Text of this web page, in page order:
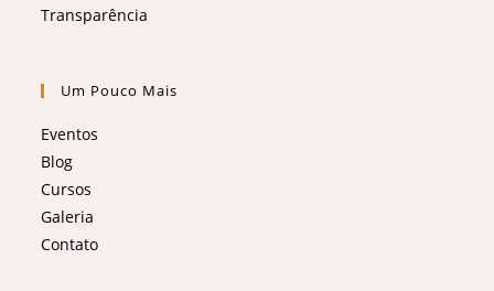
Transparência
Um Pouco Mais
Eventos
Blog
Cursos
Galeria
Contato